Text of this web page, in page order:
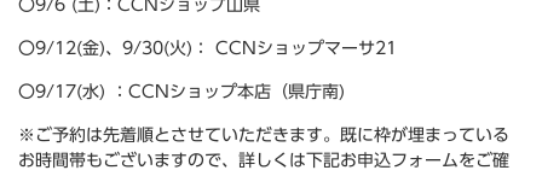
〇9/6 (土)：CCNショップ山県
〇9/12(金)、9/30(火)： CCNショップマーサ21
〇9/17(水) ：CCNショップ本店（県庁南)
※ご予約は先着順とさせていただきます。既に枠が埋まっている
お時間帯もございますので、詳しくは下記お申込フォームをご確